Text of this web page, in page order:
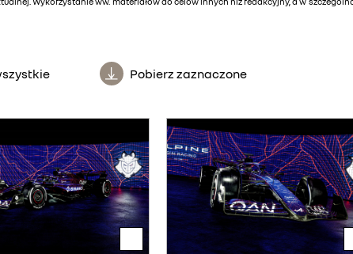
Pobierz zaznaczone